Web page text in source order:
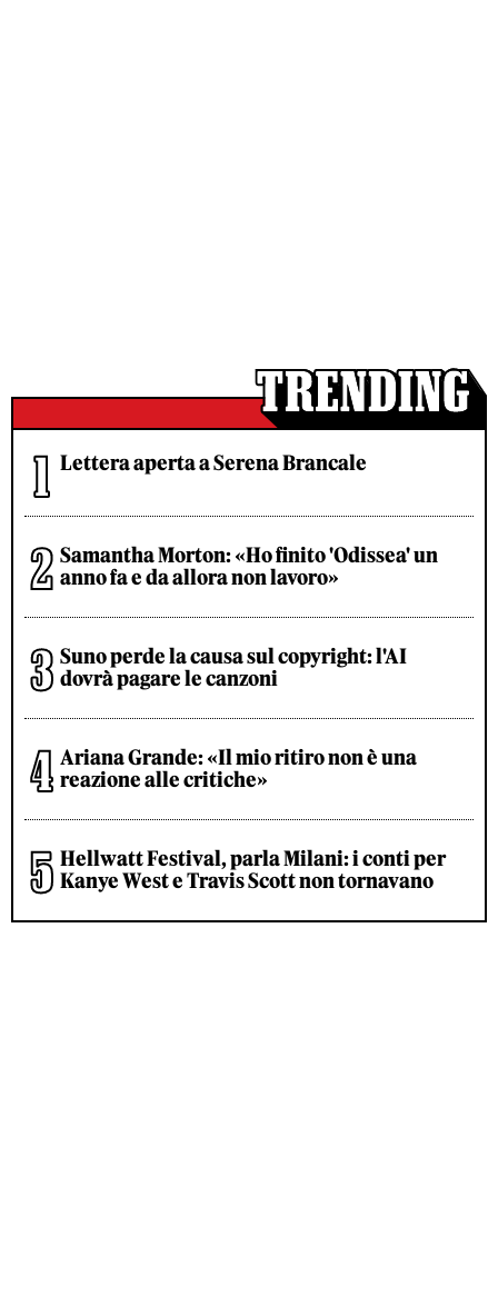
Lettera aperta a Serena Brancale
Samantha Morton: «Ho finito 'Odissea' un
anno fa e da allora non lavoro»
Suno perde la causa sul copyright: l'AI
dovrà pagare le canzoni
Ariana Grande: «Il mio ritiro non è una
reazione alle critiche»
Hellwatt Festival, parla Milani: i conti per
Kanye West e Travis Scott non tornavano